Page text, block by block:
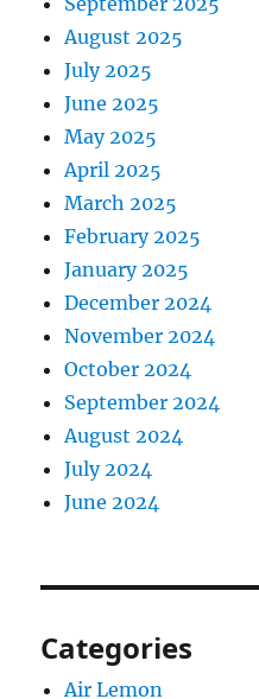
August 2025
July 2025
June 2025
May 2025
April 2025
March 2025
February 2025
January 2025
December 2024
November 2024
October 2024
September 2024
August 2024
July 2024
June 2024
Categories
Air Lemon